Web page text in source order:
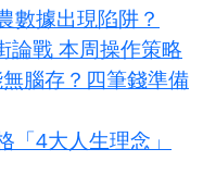
數據出現陷阱？
論戰 本周操作策略
無腦存？四筆錢準備
「4大人生理念」